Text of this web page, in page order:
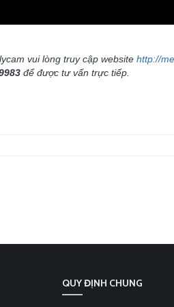
vui lòng truy cập website http://
để được tư vấn trực tiếp.
QUY ĐỊNH CHUNG